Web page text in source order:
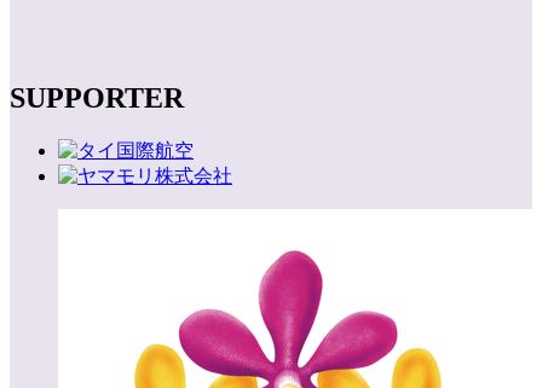
SUPPORTER